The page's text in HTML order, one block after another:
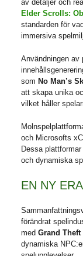
av detaljer och
Elder Scrolls:
standarden för
immersiva
Användningen av
som No Man’s
att skapa unika
vilket håller
och Microsofts
Dessa
och dynamiska
EN NY
förändrat
med Grand Theft
dynamiska